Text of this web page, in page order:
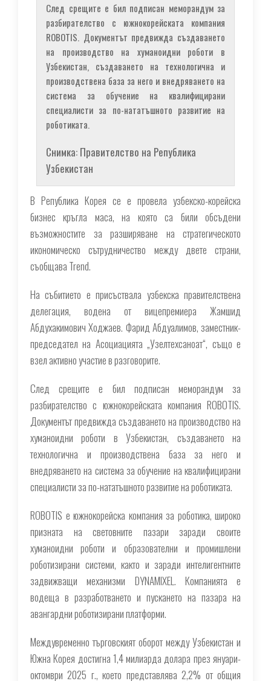
След срещите е бил подписан меморандум за
разбирателство с южнокорейската компания
ROBOTIS. Документът предвижда създаването
на производство на хуманоидни роботи в
Узбекистан, създаването на технологична и
производствена база за него и внедряването на
система за обучение на квалифицирани
специалисти за по-нататъшното развитие на
роботиката.
Снимка: Правителство на Република
Узбекистан
В Република Корея се е провела узбекско-корейска
бизнес кръгла маса, на която са били обсъдени
възможностите за разширяване на стратегическото
икономическо сътрудничество между двете страни,
съобщава Trend.
На събитието е присъствала узбекска правителствена
делегация, водена от вицепремиера Жамшид
Абдухакимович Ходжаев. Фарид Абдуалимов, заместник-
председател на Асоциацията „Узелтехсаноат“, също е
взел активно участие в разговорите.
След срещите е бил подписан меморандум за
разбирателство с южнокорейската компания ROBOTIS.
Документът предвижда създаването на производство на
хуманоидни роботи в Узбекистан, създаването на
технологична и производствена база за него и
внедряването на система за обучение на квалифицирани
специалисти за по-нататъшното развитие на роботиката.
ROBOTIS е южнокорейска компания за роботика, широко
призната на световните пазари заради своите
хуманоидни роботи и образователни и промишлени
роботизирани системи, както и заради интелигентните
задвижващи механизми DYNAMIXEL. Компанията е
водеща в разработването и пускането на пазара на
авангардни роботизирани платформи.
Междувременно търговският оборот между Узбекистан и
Южна Корея достигна 1,4 милиарда долара през януари-
октомври 2025 г., което представлява 2,2% от общия